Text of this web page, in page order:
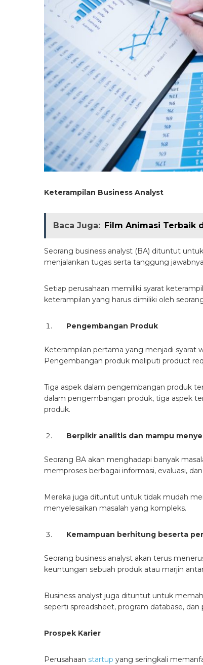
Keterampilan Business Analyst
Baca Juga: Film Animasi Terbaik
Seorang business analyst (BA) dituntut
menjalankan tugas serta tanggung
Setiap perusahaan memiliki syarat
keterampilan yang harus dimiliki oleh
Pengembangan Produk
Keterampilan pertama yang menjadi syarat
Pengembangan produk meliputi product
Tiga aspek dalam pengembangan produk
dalam pengembangan produk, tiga aspek
produk.
Berpikir analitis dan mampu
Seorang BA akan menghadapi banyak
memproses berbagai informasi, evaluasi,
Mereka juga dituntut untuk tidak mudah
menyelesaikan masalah yang kompleks.
Kemampuan berhitung beserta
Seorang business analyst akan terus
keuntungan sebuah produk atau marjin
Business analyst juga dituntut untuk
seperti spreadsheet, program database,
Prospek Karier
Perusahaan startup yang seringkali